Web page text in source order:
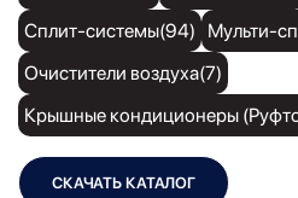
Сплит-системы(94)
Мульти-
Очистители воздуха(7)
Крышные кондиционеры
СКАЧАТЬ КАТАЛОГ